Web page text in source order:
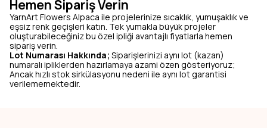
Hemen Sipariş Verin
YarnArt Flowers Alpaca ile projelerinize sıcaklık, yumuşaklık ve
eşsiz renk geçişleri katın. Tek yumakla büyük projeler
oluşturabileceğiniz bu özel ipliği avantajlı fiyatlarla hemen
sipariş verin.
Lot Numarası Hakkında; Siparişlerinizi aynı lot (kazan)
numaralı ipliklerden hazırlamaya azami özen gösteriyoruz;
Ancak hızlı stok sirkülasyonu nedeni ile aynı lot garantisi
verilememektedir.